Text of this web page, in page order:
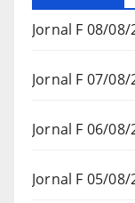
Jornal F 08/08/
Jornal F 07/08/
Jornal F 06/08/
Jornal F 05/08/